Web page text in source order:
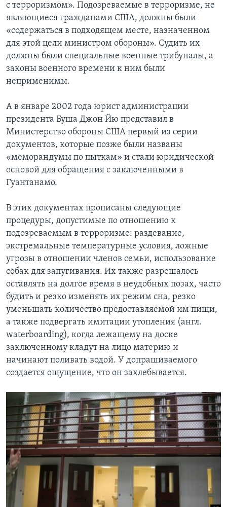
с терроризмом». Подозреваемые в терроризме, не
являющиеся гражданами США, должны были
«содержаться в подходящем месте, назначенном
для этой цели министром обороны». Судить их
должны были специальные военные трибуналы, а
законы военного времени к ним были
неприменимы.
А в январе 2002 года юрист администрации
президента Буша Джон Йю представил в
Министерство обороны США первый из серии
документов, которые позже были названы
«меморандумы по пыткам» и стали юридической
основой для обращения с заключенными в
Гуантанамо.
В этих документах прописаны следующие
процедуры, допустимые по отношению к
подозреваемым в терроризме: раздевание,
экстремальные температурные условия, ложные
угрозы в отношении членов семьи, использование
собак для запугивания. Их также разрешалось
оставлять на долгое время в неудобных позах, часто
будить и резко изменять их режим сна, резко
уменьшать количество предоставляемой им пищи,
а также подвергать имитации утопления (англ.
waterboarding), когда лежащему на доске
заключенному кладут на лицо материю и
начинают поливать водой. У допрашиваемого
создается ощущение, что он захлебывается.